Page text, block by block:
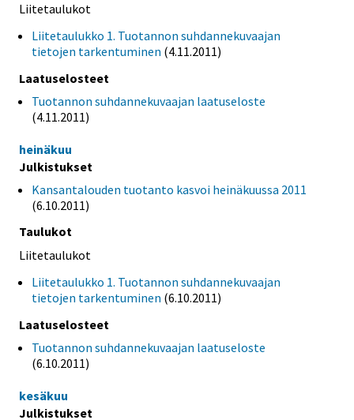
Liitetaulukot
Liitetaulukko 1. Tuotannon suhdannekuvaajan
tietojen tarkentuminen (4.11.2011)
Laatuselosteet
Tuotannon suhdannekuvaajan laatuseloste
(4.11.2011)
heinäkuu
Julkistukset
Kansantalouden tuotanto kasvoi heinäkuussa 2011
(6.10.2011)
Taulukot
Liitetaulukot
Liitetaulukko 1. Tuotannon suhdannekuvaajan
tietojen tarkentuminen (6.10.2011)
Laatuselosteet
Tuotannon suhdannekuvaajan laatuseloste
(6.10.2011)
kesäkuu
Julkistukset